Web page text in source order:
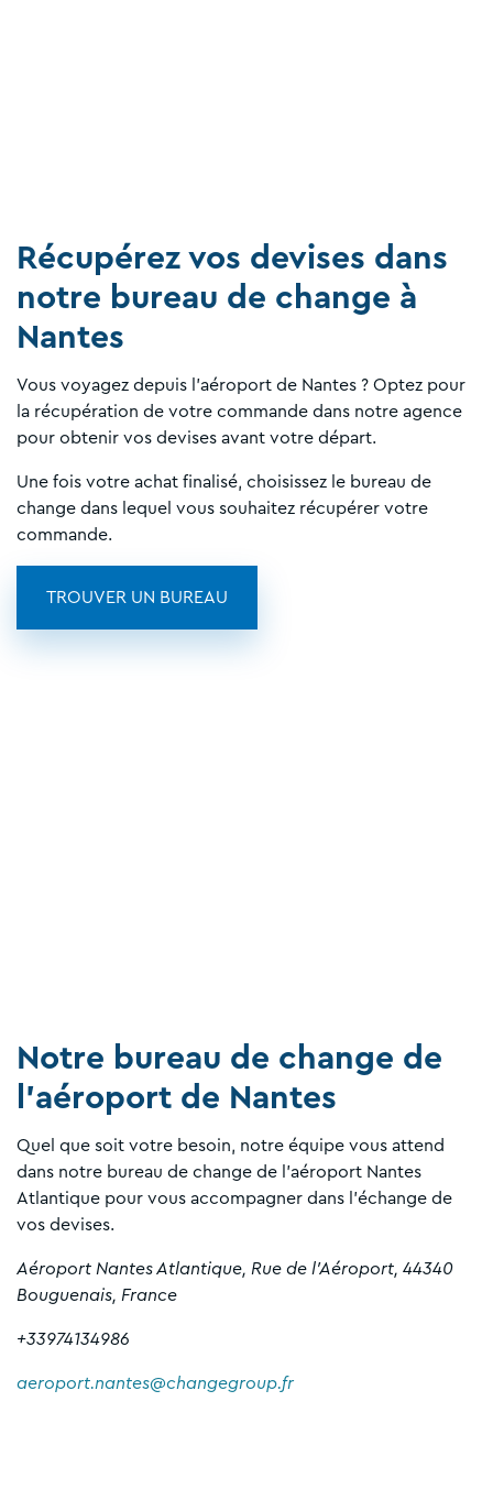
Récupérez vos devises dans
notre bureau de change à
Nantes
Vous voyagez depuis l'aéroport de Nantes ? Optez pour
la récupération de votre commande dans notre agence
pour obtenir vos devises avant votre départ.
Une fois votre achat finalisé, choisissez le bureau de
change dans lequel vous souhaitez récupérer votre
commande.
TROUVER UN BUREAU
Notre bureau de change de
l'aéroport de Nantes
Quel que soit votre besoin, notre équipe vous attend
dans notre bureau de change de l'aéroport Nantes
Atlantique pour vous accompagner dans l'échange de
vos devises.
Aéroport Nantes Atlantique, Rue de l'Aéroport, 44340
Bouguenais, France
+33974134986
aeroport.nantes@changegroup.fr